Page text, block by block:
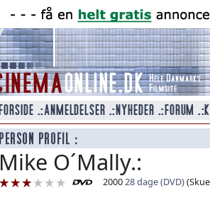
Mike O´Mally.:
200028 dage (DVD)